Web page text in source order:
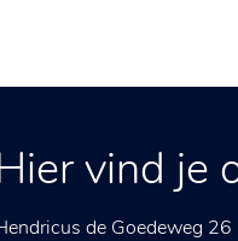
vind je
de Goedeweg 26